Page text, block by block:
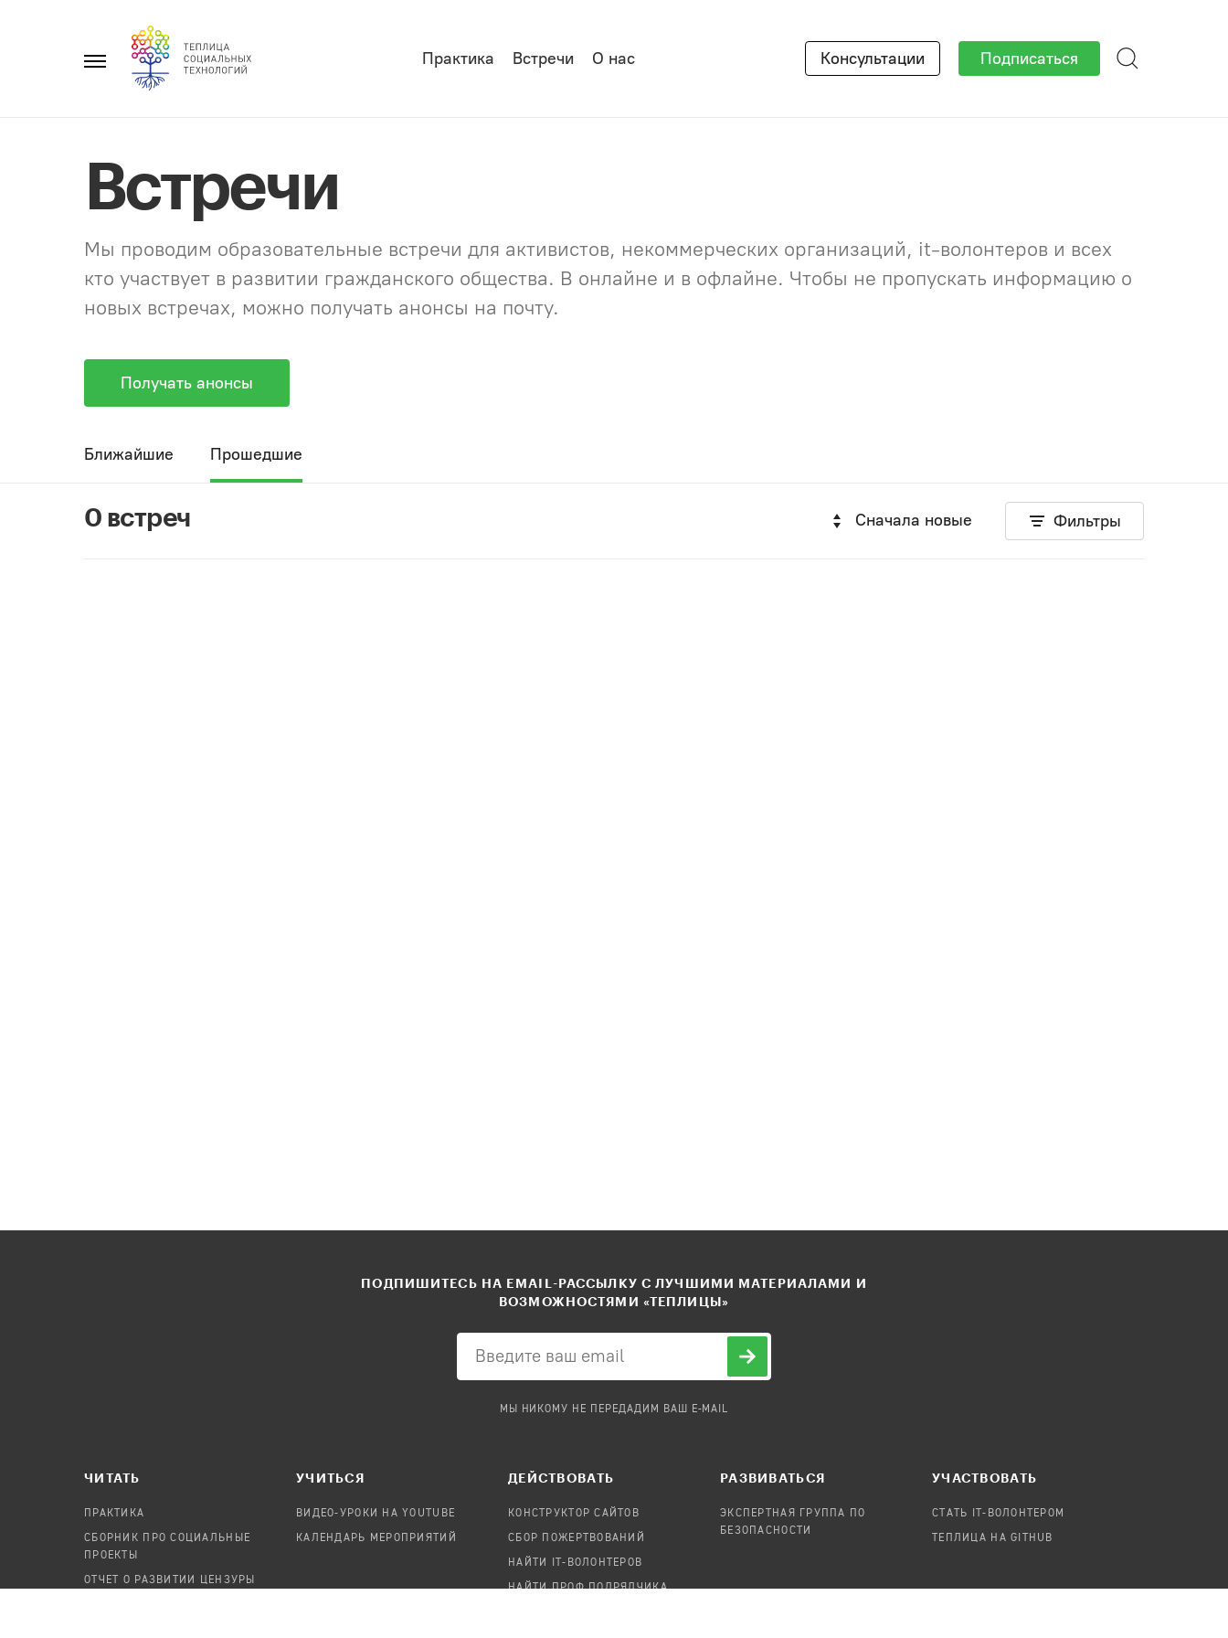
Главное
Практика Встречи О нас Консультации Подписаться
Встречи
Мы проводим образовательные встречи для активистов, некоммерческих организаций, it-волонтеров и всех
кто участвует в развитии гражданского общества. В онлайне и в офлайне. Чтобы не пропускать информацию о
новых встречах, можно получать анонсы на почту.
Получать анонсы
Ближайшие Прошедшие
0 встреч Сначала новые Фильтры
ПОДПИШИТЕСЬ НА EMAIL-РАССЫЛКУ С ЛУЧШИМИ МАТЕРИАЛАМИ И
ВОЗМОЖНОСТЯМИ «ТЕПЛИЦЫ»
МЫ НИКОМУ НЕ ПЕРЕДАДИМ ВАШ E-MAIL
ЧИТАТЬ
ПРАКТИКА
СБОРНИК ПРО СОЦИАЛЬНЫЕ
ПРОЕКТЫ
ОТЧЕТ О РАЗВИТИИ ЦЕНЗУРЫ
УЧИТЬСЯ
ВИДЕО-УРОКИ НА YOUTUBE
КАЛЕНДАРЬ МЕРОПРИЯТИЙ
ДЕЙСТВОВАТЬ
КОНСТРУКТОР САЙТОВ
СБОР ПОЖЕРТВОВАНИЙ
НАЙТИ IT-ВОЛОНТЕРОВ
НАЙТИ ПРОФ.ПОДРЯДЧИКА
РАЗВИВАТЬСЯ
ЭКСПЕРТНАЯ ГРУППА ПО
БЕЗОПАСНОСТИ
УЧАСТВОВАТЬ
СТАТЬ IT-ВОЛОНТЕРОМ
ТЕПЛИЦА НА GITHUB